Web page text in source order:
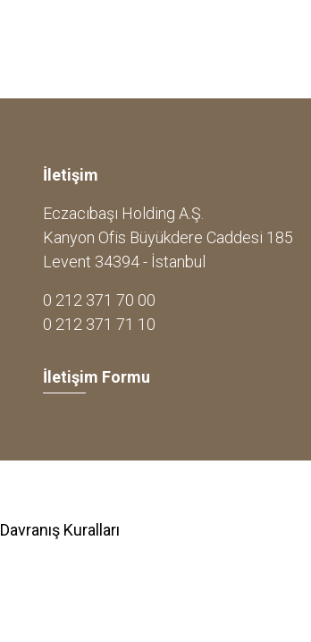
İletişim
Eczacıbaşı Holding A.Ş.
Kanyon Ofis Büyükdere Caddesi 185
Levent 34394 - İstanbul
0 212 371 70 00
0 212 371 71 10
İletişim Formu
Davranış Kuralları